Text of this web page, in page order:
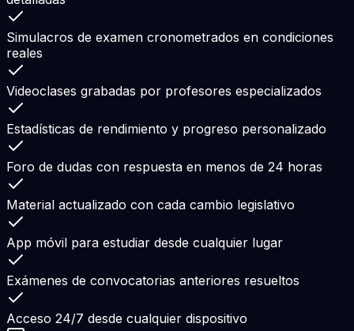
Simulacros de examen cronometrados en condiciones
reales
Videoclases grabadas por profesores especializados
Estadísticas de rendimiento y progreso personalizado
Foro de dudas con respuesta en menos de 24 horas
Material actualizado con cada cambio legislativo
App móvil para estudiar desde cualquier lugar
Exámenes de convocatorias anteriores resueltos
Acceso 24/7 desde cualquier dispositivo